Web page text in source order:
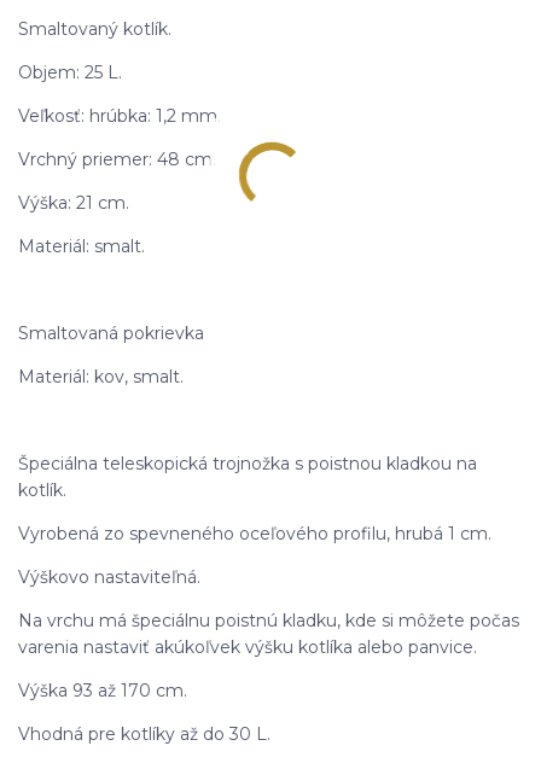
Smaltovaný kotlík.
Objem: 25 L.
Veľkosť: hrúbka: 1,2 mm.
Vrchný priemer: 48 cm.
Výška: 21 cm.
Materiál: smalt.
Smaltovaná pokrievka
Materiál: kov, smalt.
Špeciálna teleskopická trojnožka s poistnou kladkou na
kotlík.
Vyrobená zo spevneného oceľového profilu, hrubá 1 cm.
Výškovo nastaviteľná.
Na vrchu má špeciálnu poistnú kladku, kde si môžete počas
varenia nastaviť akúkoľvek výšku kotlíka alebo panvice.
Výška 93 až 170 cm.
Vhodná pre kotlíky až do 30 L.